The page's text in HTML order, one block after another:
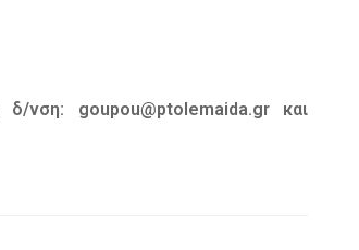
νση: goupou@ptolemaida.gr και